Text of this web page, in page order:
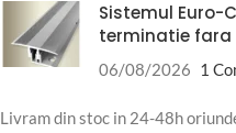
Sistemul Euro-
terminatie fara
06/08/2026 1
Livram din stoc in 24-48h